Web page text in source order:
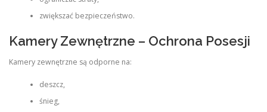
zwiększać bezpieczeństwo.
Kamery Zewnętrzne – Ochrona Posesji
Kamery zewnętrzne są odporne na:
deszcz,
śnieg,